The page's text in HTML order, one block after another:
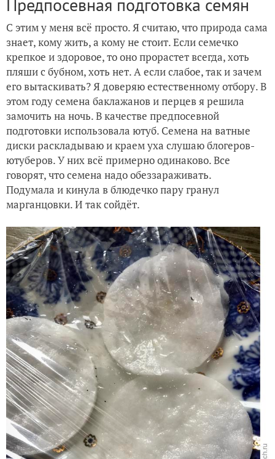
С этим у меня всё просто. Я считаю, что природа сама
знает, кому жить, а кому не стоит. Если семечко
крепкое и здоровое, то оно прорастет всегда, хоть
пляши с бубном, хоть нет. А если слабое, так и зачем
его вытаскивать? Я доверяю естественному отбору. В
этом году семена баклажанов и перцев я решила
замочить на ночь. В качестве предпосевной
подготовки использовала ютуб. Семена на ватные
диски раскладываю и краем уха слушаю блогеров-
ютуберов. У них всё примерно одинаково. Все
говорят, что семена надо обеззараживать.
Подумала и кинула в блюдечко пару гранул
марганцовки. И так сойдёт.